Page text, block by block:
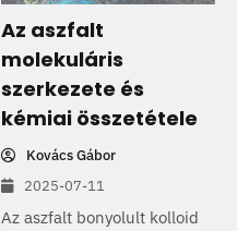
Az aszfalt
molekuláris
szerkezete és
kémiai összetétele
Kovács Gábor
2025-07-11
Az aszfalt bonyolult kolloid